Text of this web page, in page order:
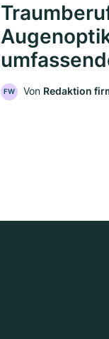
FW Von Redaktion